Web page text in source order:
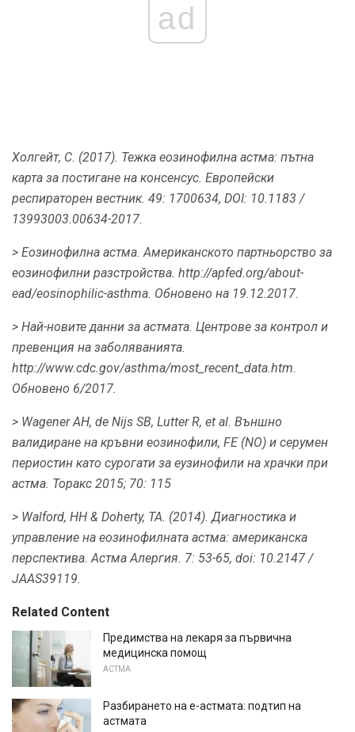
ad
Холгейт, С. (2017). Тежка еозинофилна астма: пътна
карта за постигане на консенсус. Европейски
респираторен вестник. 49: 1700634, DOI: 10.1183 /
13993003.00634-2017.
> Еозинофилна астма. Американското партньорство за
еозинофилни разстройства. http://apfed.org/about-
ead/eosinophilic-asthma. Обновено на 19.12.2017.
> Най-новите данни за астмата. Центрове за контрол и
превенция на заболяванията.
http://www.cdc.gov/asthma/most_recent_data.htm.
Обновено 6/2017.
> Wagener AH, de Nijs SB, Lutter R, et al. Външно
валидиране на кръвни еозинофили, FE (NO) и серумен
периостин като сурогати за еузинофили на храчки при
астма. Торакс 2015; 70: 115
> Walford, HH & Doherty, ТА. (2014). Диагностика и
управление на еозинофилната астма: американска
перспектива. Астма Алергия. 7: 53-65, doi: 10.2147 /
JAAS39119.
Related Content
Предимства на лекаря за първична
медицинска помощ
АСТМА
Разбирането на е-астмата: подтип на
астмата